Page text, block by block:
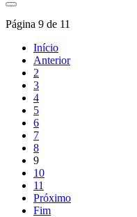
Página 9 de 11
Início
Anterior
2
3
4
5
6
7
8
9
10
11
Próximo
Fim